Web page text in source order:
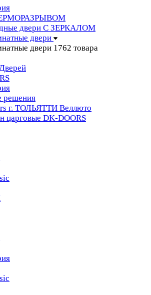
двери С ЗЕРКАЛОМ
двери
двери 1762 товара
решения
г. ТОЛЬЯТТИ Веллюто
царговые DK-DOORS